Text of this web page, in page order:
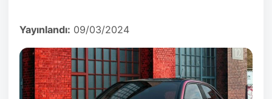
Yayınlandı: 09/03/2024